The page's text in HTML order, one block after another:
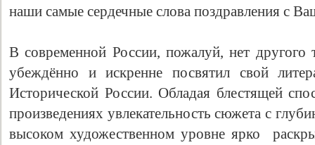
наши самые сердечные слова поздравления с
В современной России, пожалуй, нет другого
убеждённо и искренне посвятил свой
Исторической России. Обладая блестящей
произведениях увлекательность сюжета с
высоком художественном уровне ярко